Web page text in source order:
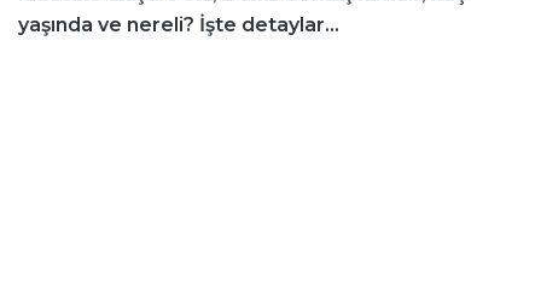
yaşında ve nereli? İşte detaylar...